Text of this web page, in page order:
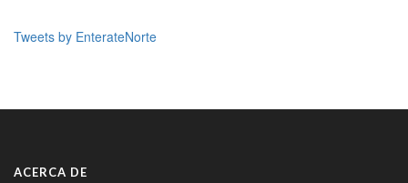
Tweets by EnterateNorte
ACERCA DE